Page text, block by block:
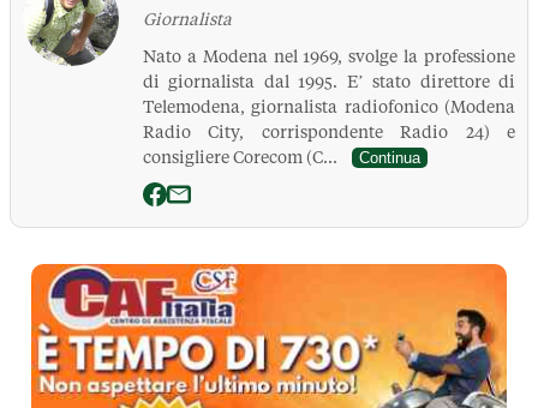
Giornalista
Nato a Modena nel 1969, svolge la professione
di giornalista dal 1995. E’ stato direttore di
Telemodena, giornalista radiofonico (Modena
Radio City, corrispondente Radio 24) e
consigliere Corecom (C...
Continua
La Pressa